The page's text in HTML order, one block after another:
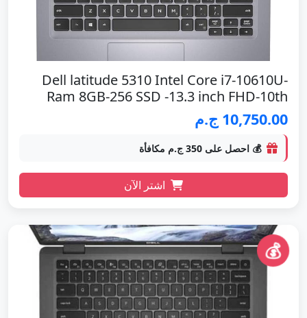
Dell latitude 5310 Intel Core i7-10610U-
Ram 8GB-256 SSD -13.3 inch FHD-10th
10,750.00 ج.م
💰 احصل على 350 ج.م مكافأة
اشتر الآن
💰